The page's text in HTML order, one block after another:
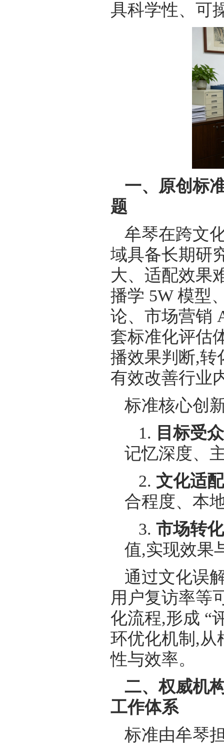
具科学性、可
一、原创标
题
牟琴在跨文
域具备长期研
大、适配效果
播学 5W 模型
论、市场营销
套标准化评估
播效果判断,转
有效改善行业
标准核心创
1. 目标受
记忆深度、
2. 文化适
合程度、本
3. 市场转
值,实现效果
通过文化误
用户复访率等
化流程,形成
环优化机制,从
性与效率。
二、权威机
工作体系
标准由牟琴